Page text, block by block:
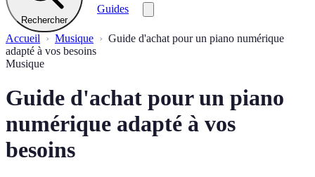
Rechercher
Guides
Accueil Musique
Guide d'achat pour un piano numérique
adapté à vos besoins
Musique
Guide d'achat pour un piano
numérique adapté à vos
besoins